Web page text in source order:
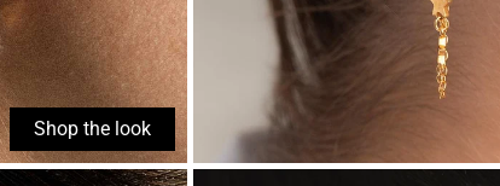
Shop the look